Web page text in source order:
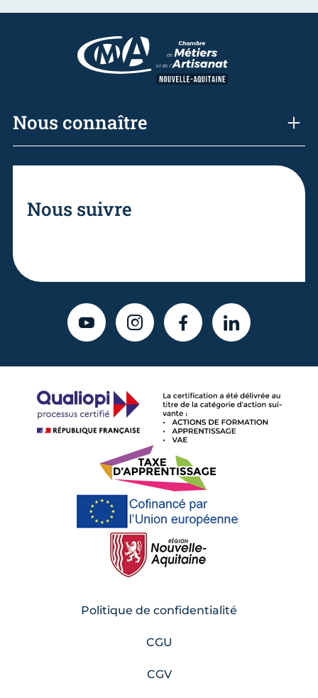
Nous connaître
Nous suivre
YOUTUBEINSTAGRAMFACEBOOKLINKEDIN
Politique de confidentialité
CGU
CGV